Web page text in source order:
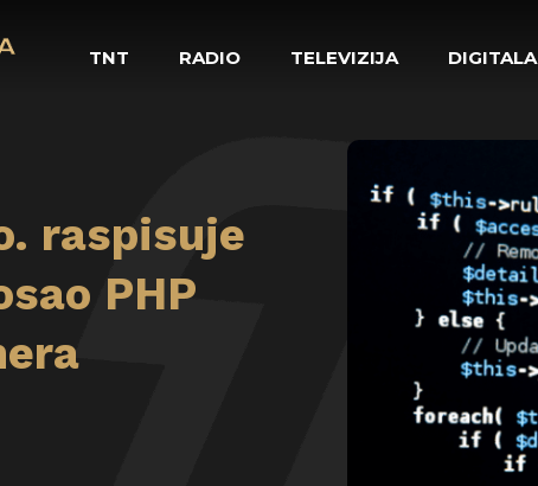
TNT RADIO TELEVIZIJA DIGITALA
raspisuje
PHP